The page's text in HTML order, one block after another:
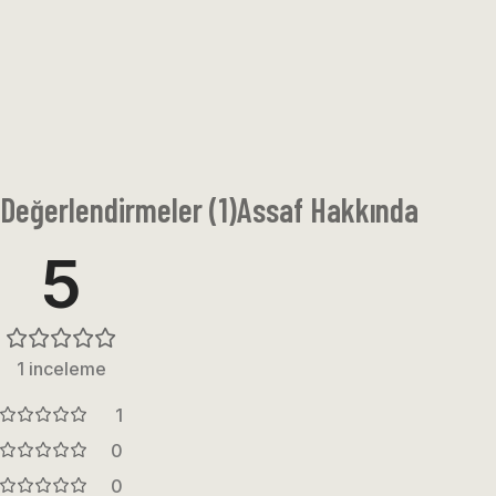
Değerlendirmeler (1)Assaf Hakkında
5
1 inceleme
1
0
0